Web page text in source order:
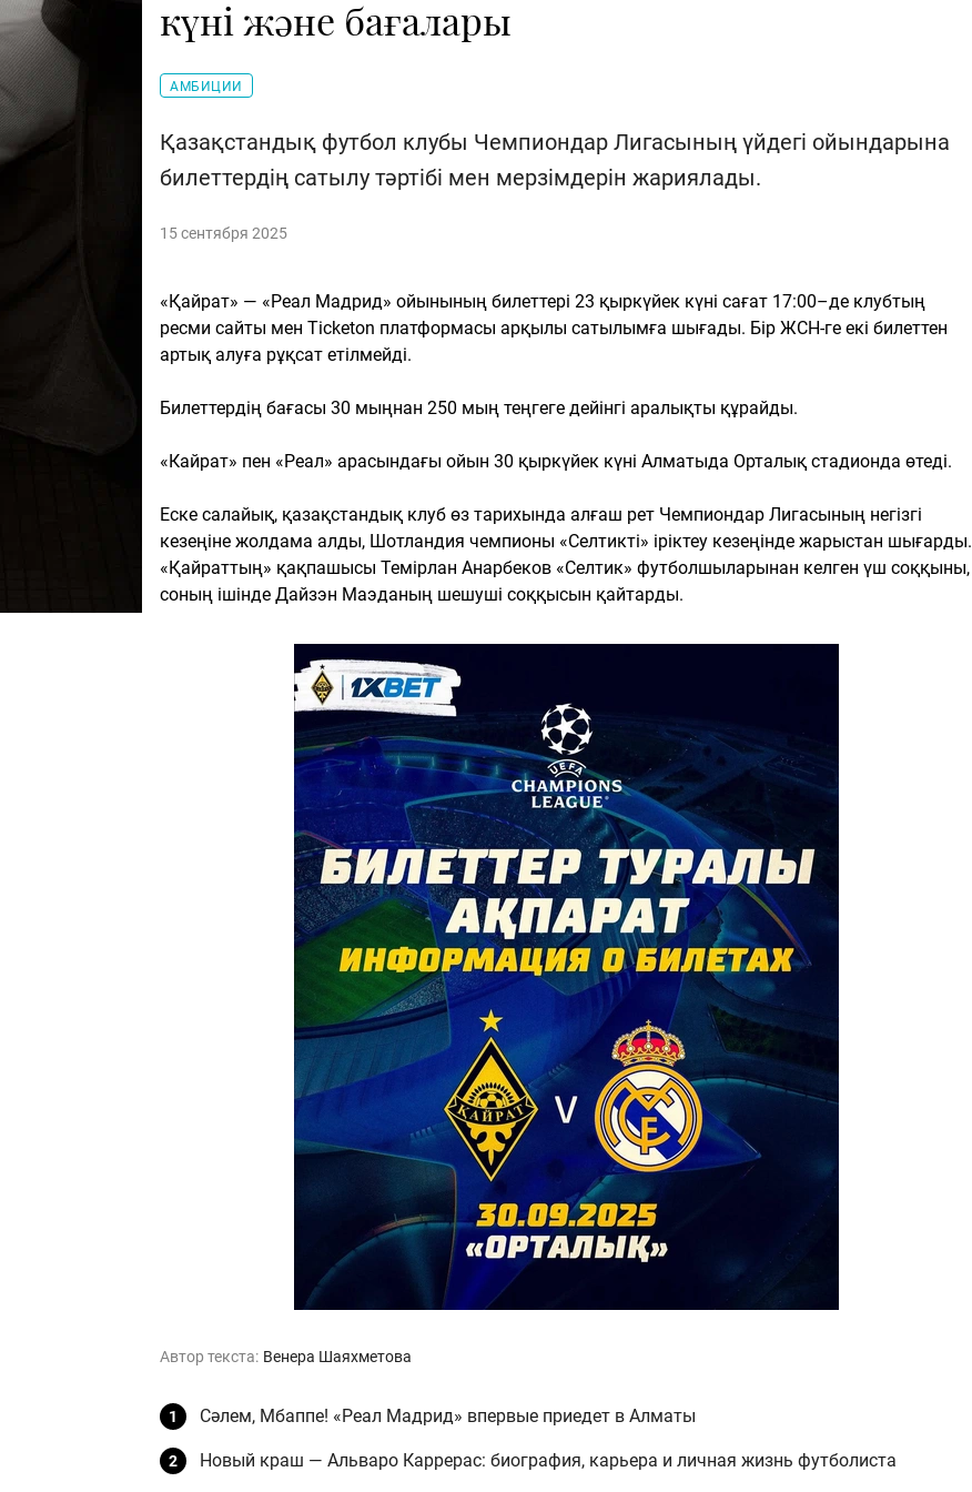
күні және бағалары
АМБИЦИИ
Қазақстандық футбол клубы Чемпиондар Лигасының үйдегі ойындарына
билеттердің сатылу тәртібі мен мерзімдерін жариялады.
15 сентября 2025
«Қайрат» — «Реал Мадрид» ойынының билеттері 23 қыркүйек күні сағат 17:00–де клубтың
ресми сайты мен Ticketon платформасы арқылы сатылымға шығады. Бір ЖСН-ге екі билеттен
артық алуға рұқсат етілмейді.
Билеттердің бағасы 30 мыңнан 250 мың теңгеге дейінгі аралықты құрайды.
«Кайрат» пен «Реал» арасындағы ойын 30 қыркүйек күні Алматыда Орталық стадионда өтеді.
Еске салайық, қазақстандық клуб өз тарихында алғаш рет Чемпиондар Лигасының негізгі
кезеңіне жолдама алды, Шотландия чемпионы «Селтикті» іріктеу кезеңінде жарыстан шығарды.
«Қайраттың» қақпашысы Темірлан Анарбеков «Селтик» футболшыларынан келген үш соққыны,
соның ішінде Дайзэн Маэданың шешуші соққысын қайтарды.
Автор текста: Венера Шаяхметова
Сәлем, Мбаппе! «Реал Мадрид» впервые приедет в Алматы
Новый краш — Альваро Каррерас: биография, карьера и личная жизнь футболиста